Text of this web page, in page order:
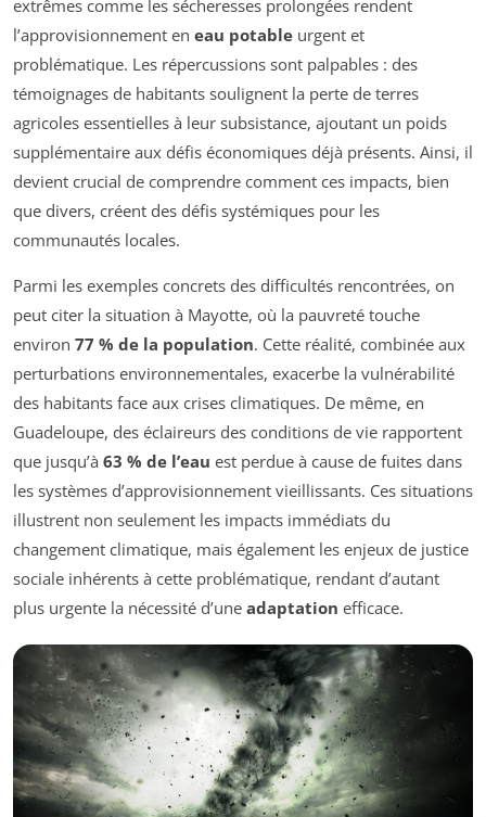
extrêmes comme les sécheresses prolongées rendent
l’approvisionnement en eau potable urgent et
problématique. Les répercussions sont palpables : des
témoignages de habitants soulignent la perte de terres
agricoles essentielles à leur subsistance, ajoutant un poids
supplémentaire aux défis économiques déjà présents. Ainsi, il
devient crucial de comprendre comment ces impacts, bien
que divers, créent des défis systémiques pour les
communautés locales.
Parmi les exemples concrets des difficultés rencontrées, on
peut citer la situation à Mayotte, où la pauvreté touche
environ 77 % de la population. Cette réalité, combinée aux
perturbations environnementales, exacerbe la vulnérabilité
des habitants face aux crises climatiques. De même, en
Guadeloupe, des éclaireurs des conditions de vie rapportent
que jusqu’à 63 % de l’eau est perdue à cause de fuites dans
les systèmes d’approvisionnement vieillissants. Ces situations
illustrent non seulement les impacts immédiats du
changement climatique, mais également les enjeux de justice
sociale inhérents à cette problématique, rendant d’autant
plus urgente la nécessité d’une adaptation efficace.